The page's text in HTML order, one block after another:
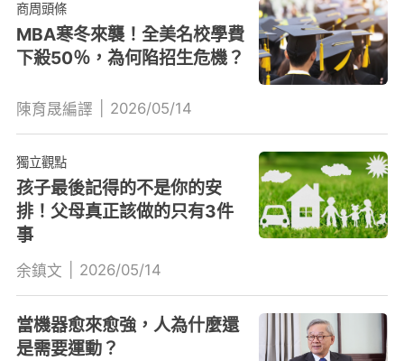
商周頭條
MBA寒冬來襲！全美名校學費
下殺50％，為何陷招生危機？
陳育晟編譯 2026/05/14
獨立觀點
孩子最後記得的不是你的安
排！父母真正該做的只有3件
事
余鎮文 2026/05/14
當機器愈來愈強，人為什麼還
是需要運動？